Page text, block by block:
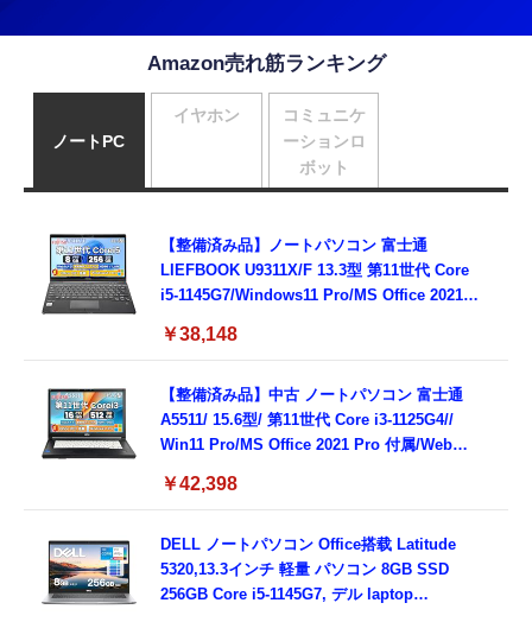
Amazon売れ筋ランキング
ノートPC
【整備済み品】ノートパソコン 富士通
LIEFBOOK U9311X/F 13.3型 第11世代 Core
i5-1145G7/Windows11 Pro/MS Office 2021搭
Type-C/360度回転対応/有線静音マウス付
8GB,SSD256GB)
￥38,148
【整備済み品】中古 ノートパソコン 富士通
A5511/ 15.6型/ 第11世代 Core i3-1125G4//
Win11 Pro/MS Office 2021 Pro 付属/Webカ
3.0)/ 有線静音マウス付属/ 180日保証（メモリ
￥42,398
DELL ノートパソコン Office搭载 Latitude
5320,13.3インチ 軽量 パソコン 8GB SSD
256GB Core i5-1145G7, デル laptop
イヤホン
コミュニケ
ーションロ
ボット